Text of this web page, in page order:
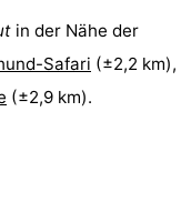
in der Nähe der
Safari (±2,2 km),
(±2,9 km).